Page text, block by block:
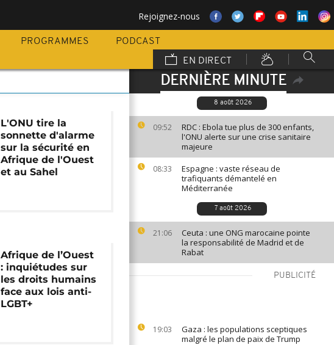
Rejoignez-nous
PROGRAMMES
PODCAST
EN DIRECT
DERNIÈRE MINUTE
8 août 2026
09:52
RDC : Ebola tue plus de 300 enfants,
l'ONU alerte sur une crise sanitaire
majeure
08:33
Espagne : vaste réseau de
trafiquants démantelé en
Méditerranée
7 août 2026
21:06
Ceuta : une ONG marocaine pointe
la responsabilité de Madrid et de
Rabat
PUBLICITÉ
19:03
Gaza : les populations sceptiques
malgré le plan de paix de Trump
L'ONU tire la
sonnette d'alarme
sur la sécurité en
Afrique de l'Ouest
et au Sahel
Afrique de l’Ouest
: inquiétudes sur
les droits humains
face aux lois anti-
LGBT+